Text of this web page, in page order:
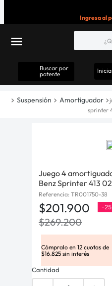
Ingresa al
Buscar por
patente
Suspensión Amortiguador
sprinter
Juego 4
Benz Sprinter 413
Referencia: TR001750-38
$201.900 -
$269.200
Cómpralo en 12 cuotas de
$16.825 sin interés
Cantidad